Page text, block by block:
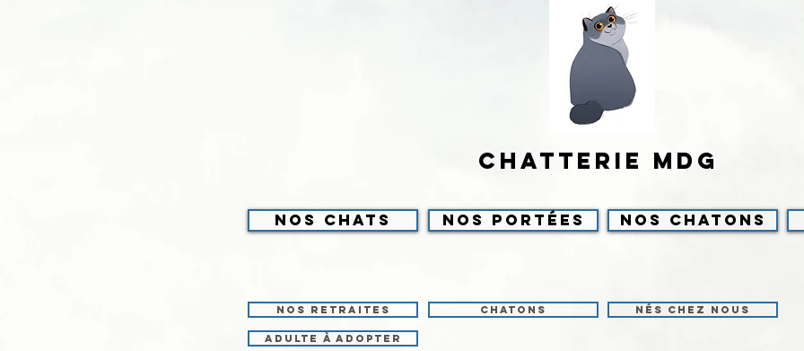
Chatterie MDG
Nos chats
nos retraites
Adulte à adopter
Nos portées Nos chatons
Chatons Nés chez nous